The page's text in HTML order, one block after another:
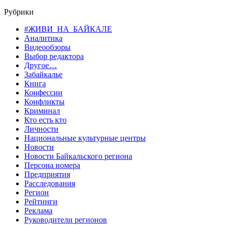
Рубрики
#ЖИВИ_НА_БАЙКАЛЕ
Аналитика
Видеообзоры
Выбор редактора
Другое…
Забайкалье
Книга
Конфессии
Конфликты
Криминал
Кто есть кто
Личности
Национальные культурные центры
Новости
Новости Байкальского региона
Персона номера
Предприятия
Расследования
Регион
Рейтинги
Реклама
Руководители регионов